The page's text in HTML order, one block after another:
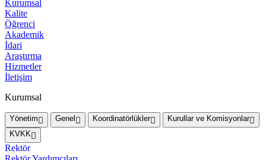
Kurumsal
Kalite
Öğrenci
Akademik
İdari
Araştırma
Hizmetler
İletişim
Kurumsal
Yönetim Genel Koordinatörlükler
Kurullar ve Komisyonlar
KVKK
Rektör